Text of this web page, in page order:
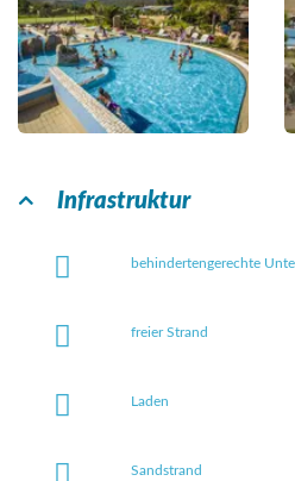
Infrastruktur
behindertengerechte
freier Strand
Laden
Sandstrand